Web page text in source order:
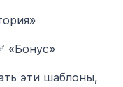
«Бонус»
эти шаблоны,